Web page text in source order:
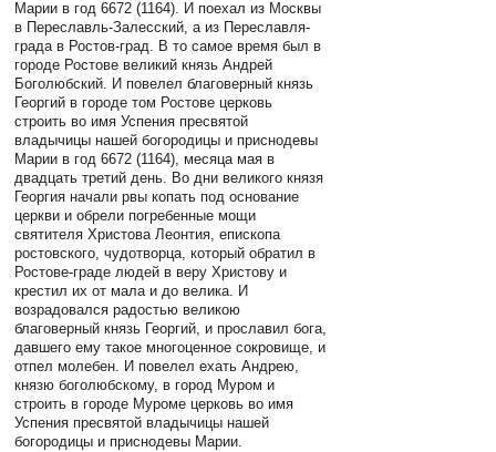
Марии в год 6672 (1164). И поехал из Москвы
в Переславль-Залесский, а из Переславля-
града в Ростов-град. В то самое время был в
городе Ростове великий князь Андрей
Боголюбский. И повелел благоверный князь
Георгий в городе том Ростове церковь
строить во имя Успения пресвятой
владычицы нашей богородицы и приснодевы
Марии в год 6672 (1164), месяца мая в
двадцать третий день. Во дни великого князя
Георгия начали рвы копать под основание
церкви и обрели погребенные мощи
святителя Христова Леонтия, епископа
ростовского, чудотворца, который обратил в
Ростове-граде людей в веру Христову и
крестил их от мала и до велика. И
возрадовался радостью великою
благоверный князь Георгий, и прославил бога,
давшего ему такое многоценное сокровище, и
отпел молебен. И повелел ехать Андрею,
князю боголюбскому, в город Муром и
строить в городе Муроме церковь во имя
Успения пресвятой владычицы нашей
богородицы и приснодевы Марии.